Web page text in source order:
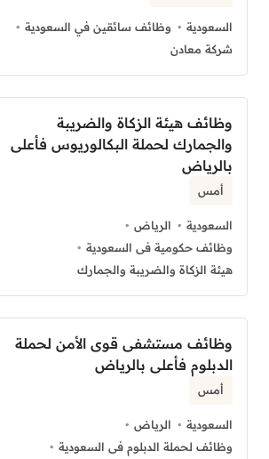
السعودية
وظائف سائقين في السعودية
شركة معادن
وظائف هيئة الزكاة والضريبة
والجمارك لحملة البكالوريوس فأعلى
بالرياض
أمس
السعودية
الرياض
وظائف حكومية فى السعودية
هيئة الزكاة والضريبة والجمارك
وظائف مستشفى قوى الأمن لحملة
الدبلوم فأعلى بالرياض
أمس
السعودية
الرياض
وظائف لحملة الدبلوم فى السعودية